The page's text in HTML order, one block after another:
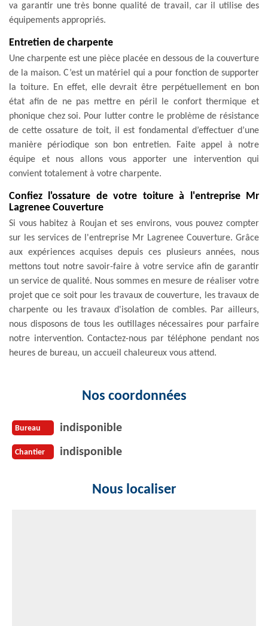
va garantir une très bonne qualité de travail, car il utilise des
équipements appropriés.
Entretien de charpente
Une charpente est une pièce placée en dessous de la couverture
de la maison. C’est un matériel qui a pour fonction de supporter
la toiture. En effet, elle devrait être perpétuellement en bon
état afin de ne pas mettre en péril le confort thermique et
phonique chez soi. Pour lutter contre le problème de résistance
de cette ossature de toit, il est fondamental d’effectuer d’une
manière périodique son bon entretien. Faite appel à notre
équipe et nous allons vous apporter une intervention qui
convient totalement à votre charpente.
Confiez l'ossature de votre toiture à l'entreprise Mr
Lagrenee Couverture
Si vous habitez à Roujan et ses environs, vous pouvez compter
sur les services de l'entreprise Mr Lagrenee Couverture. Grâce
aux expériences acquises depuis ces plusieurs années, nous
mettons tout notre savoir-faire à votre service afin de garantir
un service de qualité. Nous sommes en mesure de réaliser votre
projet que ce soit pour les travaux de couverture, les travaux de
charpente ou les travaux d'isolation de combles. Par ailleurs,
nous disposons de tous les outillages nécessaires pour parfaire
notre intervention. Contactez-nous par téléphone pendant nos
heures de bureau, un accueil chaleureux vous attend.
Nos coordonnées
Bureau indisponible
Chantier indisponible
Nous localiser